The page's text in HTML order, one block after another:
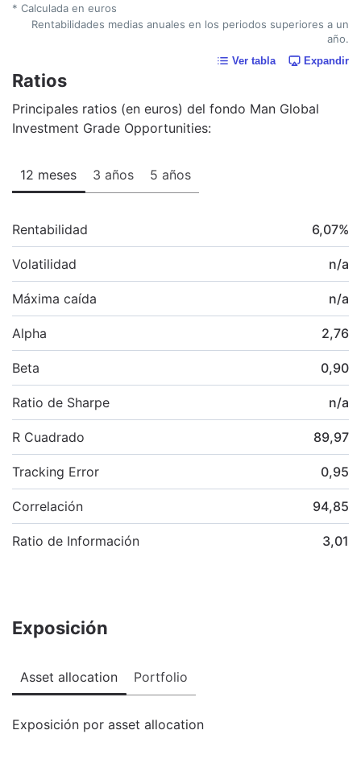
* Calculada en euros
Rentabilidades medias anuales en los periodos superiores a un
año.
Ver tabla Expandir
Ratios
Principales ratios (en euros) del fondo Man Global
Investment Grade Opportunities:
12 meses 3 años 5 años
Rentabilidad 6,07%
Volatilidad n/a
Máxima caída n/a
Alpha 2,76
Beta 0,90
Ratio de Sharpe n/a
R Cuadrado 89,97
Tracking Error 0,95
Correlación 94,85
Ratio de Información 3,01
Exposición
Asset allocation Portfolio
Exposición por asset allocation